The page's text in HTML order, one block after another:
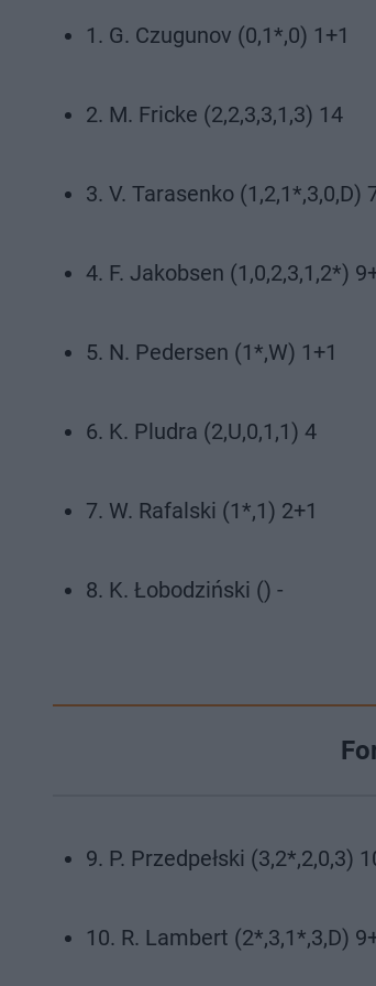
1. G. Czugunov (0,1*,0) 1+1
2. M. Fricke (2,2,3,3,1,3) 14
3. V. Tarasenko (1,2,1*,3,0,D)
4. F. Jakobsen (1,0,2,3,1,2*)
5. N. Pedersen (1*,W) 1+1
6. K. Pludra (2,U,0,1,1) 4
7. W. Rafalski (1*,1) 2+1
8. K. Łobodziński () -
9. P. Przedpełski (3,2*,2,0,3)
10. R. Lambert (2*,3,1*,3,D)